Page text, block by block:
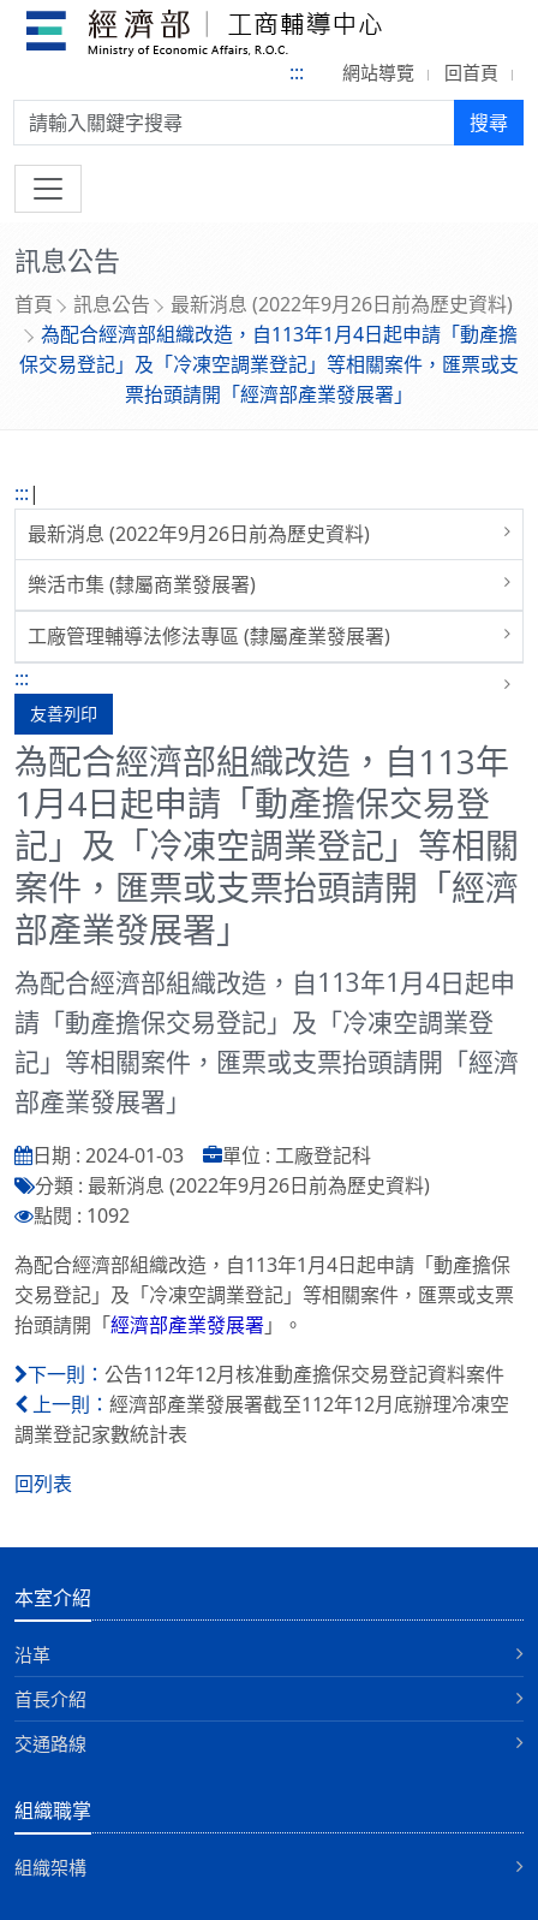
::: 網站導覽 回首頁
搜尋: 搜尋
訊息公告
首頁 訊息公告
最新消息 (2022年9月26日前為歷史資料)
為配合經濟部組織改造，自113年1月4日起申請「動產擔
保交易登記」及「冷凍空調業登記」等相關案件，匯票或支
票抬頭請開「經濟部產業發展署」
:::|
最新消息 (2022年9月26日前為歷史資料)
樂活市集 (隸屬商業發展署)
工廠管理輔導法修法專區 (隸屬產業發展署)
:::
友善列印
為配合經濟部組織改造，自113年
1月4日起申請「動產擔保交易登
記」及「冷凍空調業登記」等相關
案件，匯票或支票抬頭請開「經濟
部產業發展署」
為配合經濟部組織改造，自113年1月4日起申
請「動產擔保交易登記」及「冷凍空調業登
記」等相關案件，匯票或支票抬頭請開「經濟
部產業發展署」
日期 : 2024-01-03
單位 : 工廠登記科
分類 : 最新消息 (2022年9月26日前為歷史資料)
點閱 : 1092
為配合經濟部組織改造，自113年1月4日起申請「動產擔保
交易登記」及「冷凍空調業登記」等相關案件，匯票或支票
抬頭請開「經濟部產業發展署」。
下一則： 公告112年12月核准動產擔保交易登記資料案件
上一則： 經濟部產業發展署截至112年12月底辦理冷凍空
調業登記家數統計表
回列表
本室介紹
沿革
首長介紹
交通路線
組織職掌
組織架構